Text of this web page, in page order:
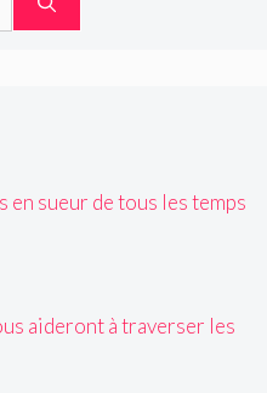
en sueur de tous les temps
aideront à traverser les